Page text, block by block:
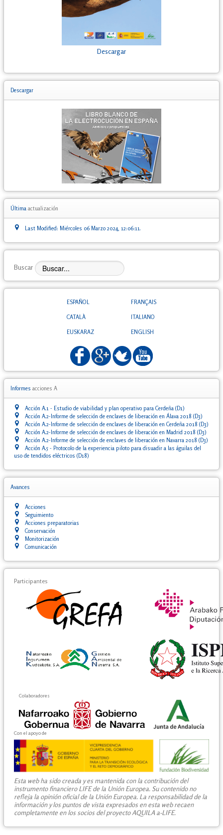
Descargar
Descargar
Última actualización
Last Modified: Miércoles 06 Marzo 2024, 12:06:11.
Buscar
ESPAÑOL
CATALÀ
EUSKARAZ
FRANÇAIS
ITALIANO
ENGLISH
Informes acciones A
Acción A.1 - Estudio de viabilidad y plan operativo para Cerdeña (D1)
Acción A.2-Informe de selección de enclaves de liberación en Álava 2018 (D3)
Acción A.2-Informe de selección de enclaves de liberación en Cerdeña 2018 (D3)
Acción A.2-Informe de selección de enclaves de liberación en Madrid 2018 (D3)
Acción A.2-Informe de selección de enclaves de liberación en Navarra 2018 (D3)
Acción A.5 - Protocolo de la experiencia piloto para disuadir a las águilas del
uso de tendidos eléctricos (D18)
Avances
Acciones
Seguimiento
Acciones preparatorias
Conservación
Monitorización
Comunicación
Participantes
Colaboradores
Con el apoyo de
Esta web ha sido creada y es mantenida con la contribución del
instrumento financiero LIFE de la Unión Europea. Su contenido no
refleja la opinión oficial de la Unión Europea. La responsabilidad de la
información y los puntos de vista expresados en esta web recaen
completamente en los socios del proyecto AQUILA a-LIFE.